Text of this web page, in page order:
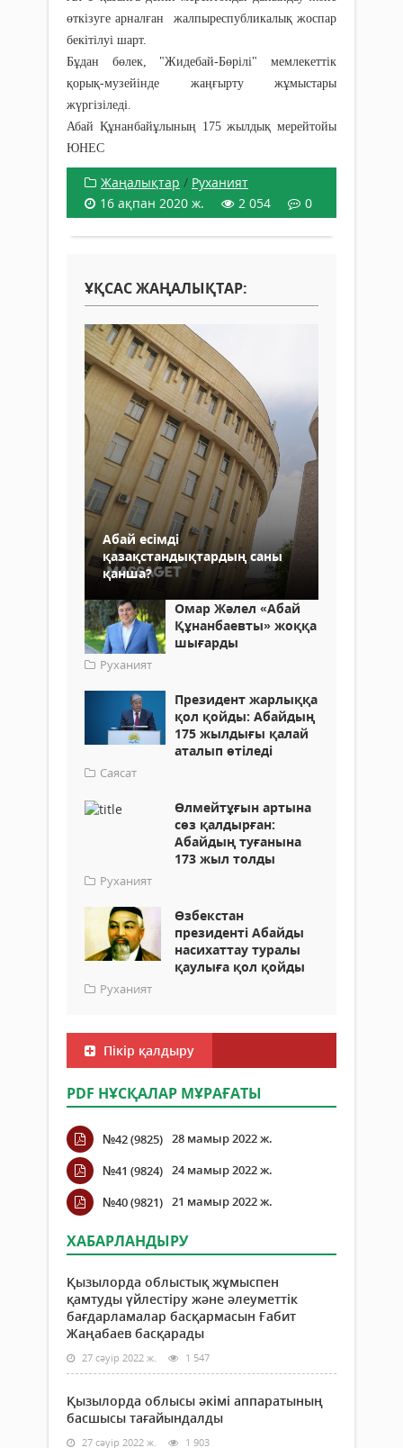
өткізуге арналған жалпыреспубликалық жоспар
бекітілуі шарт.
Бұдан бөлек, "Жидебай-Бөрілі" мемлекеттік
қорық-музейінде жаңғырту жұмыстары
жүргізіледі.
Абай Құнанбайұлының 175 жылдық мерейтойы
ЮНЕС
Жаңалықтар / Руханият
16 ақпан 2020 ж.
2 054 0
ҰҚСАС ЖАҢАЛЫҚТАР:
Абай есімді
қазақстандықтардың саны
қанша?
Омар Жәлел «Абай
Құнанбаевты» жоққа
шығарды
Руханият
Президент жарлыққа
қол қойды: Абайдың
175 жылдығы қалай
аталып өтіледі
Саясат
Өлмейтұғын артына
сөз қалдырған:
Абайдың туғанына
173 жыл толды
Руханият
Өзбекстан
президенті Абайды
насихаттау туралы
қаулыға қол қойды
Руханият
Пікір қалдыру
PDF НҰСҚАЛАР МҰРАҒАТЫ
№42 (9825) 28 мамыр 2022 ж.
№41 (9824) 24 мамыр 2022 ж.
№40 (9821) 21 мамыр 2022 ж.
ХАБАРЛАНДЫРУ
Қызылорда облыстық жұмыспен
қамтуды үйлестіру және әлеуметтік
бағдарламалар басқармасын Ғабит
Жаңабаев басқарады
27 сәуір 2022 ж. 1 547
Қызылорда облысы әкімі аппаратының
басшысы тағайындалды
27 сәуір 2022 ж. 1 903